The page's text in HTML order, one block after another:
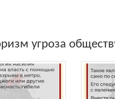
угроза